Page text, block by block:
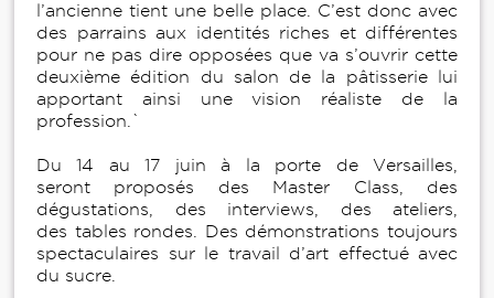
l’ancienne tient une belle place. C’est donc avec
des parrains aux identités riches et différentes
pour ne pas dire opposées que va s’ouvrir cette
deuxième édition du salon de la pâtisserie lui
apportant ainsi une vision réaliste de la
profession.`
Du 14 au 17 juin à la porte de Versailles,
seront proposés des Master Class, des
dégustations, des interviews, des ateliers,
des tables rondes. Des démonstrations toujours
spectaculaires sur le travail d’art effectué avec
du sucre.